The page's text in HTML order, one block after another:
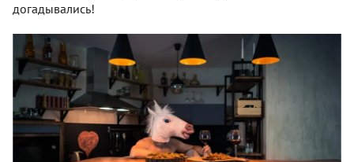
догадывались!